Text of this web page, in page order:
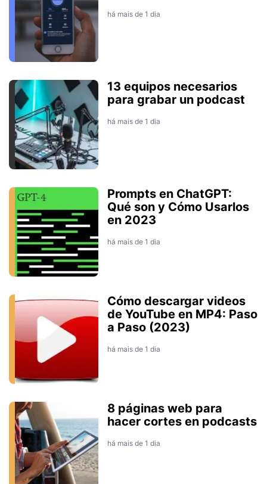
há mais de 1 dia
13 equipos necesarios
para grabar un podcast
há mais de 1 dia
Prompts en ChatGPT:
Qué son y Cómo Usarlos
en 2023
há mais de 1 dia
Cómo descargar videos
de YouTube en MP4: Paso
a Paso (2023)
há mais de 1 dia
8 páginas web para
hacer cortes en podcasts
há mais de 1 dia